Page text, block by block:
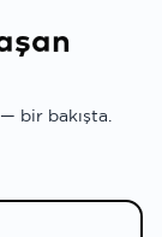
bir bakışta.